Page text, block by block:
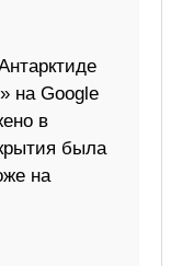
на Google
в
была
на